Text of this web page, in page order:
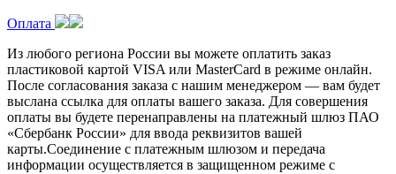
Оплата
Из любого региона России вы можете оплатить заказ
пластиковой картой VISA или MasterCard в режиме онлайн.
После согласования заказа с нашим менеджером — вам будет
выслана ссылка для оплаты вашего заказа. Для совершения
оплаты вы будете перенаправлены на платежный шлюз ПАО
«Сбербанк России» для ввода реквизитов вашей
карты.Соединение с платежным шлюзом и передача
информации осуществляется в защищенном режиме с